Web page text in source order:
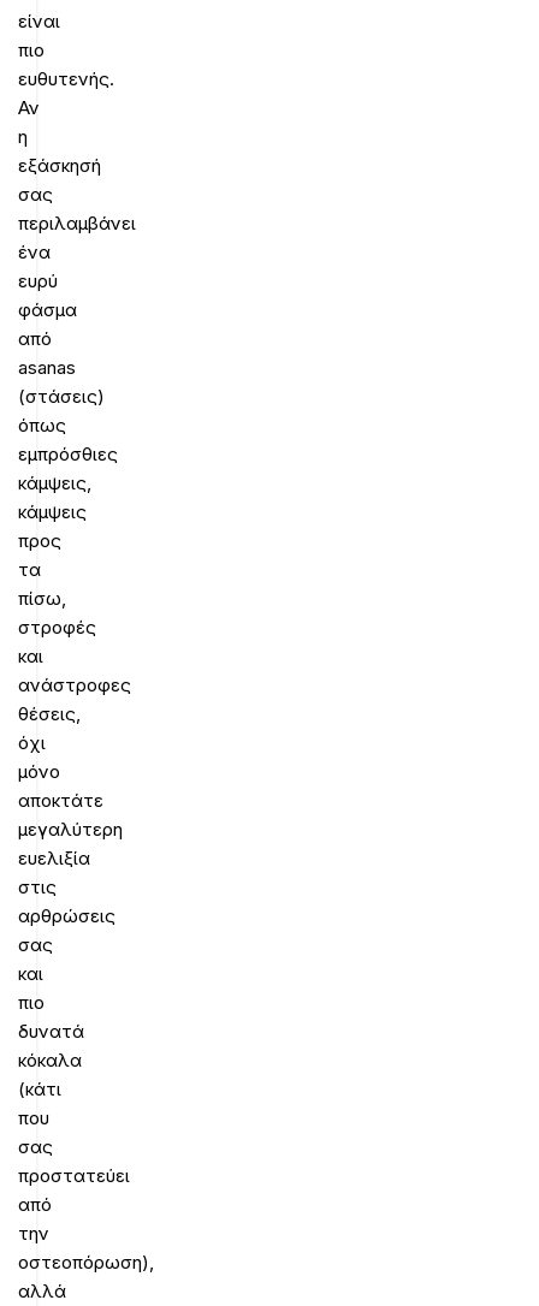
είναι
πιο
ευθυτενής.
Αν
η
εξάσκησή
σας
περιλαμβάνει
ένα
ευρύ
φάσμα
από
asanas
(στάσεις)
όπως
εμπρόσθιες
κάμψεις,
κάμψεις
προς
τα
πίσω,
στροφές
και
ανάστροφες
θέσεις,
όχι
μόνο
αποκτάτε
μεγαλύτερη
ευελιξία
στις
αρθρώσεις
σας
και
πιο
δυνατά
κόκαλα
(κάτι
που
σας
προστατεύει
από
την
οστεοπόρωση),
αλλά